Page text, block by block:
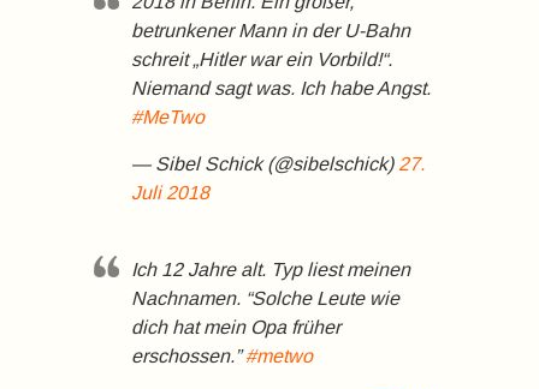
betrunkener Mann in der U-Bahn
schreit „Hitler war ein Vorbild!“.
Niemand sagt was. Ich habe Angst.
#MeTwo
— Sibel Schick (@sibelschick) 27.
Juli 2018
Ich 12 Jahre alt. Typ liest meinen
Nachnamen. “Solche Leute wie
dich hat mein Opa früher
erschossen.”#metwo